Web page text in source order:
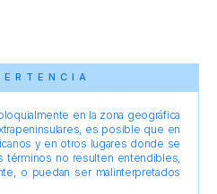
en la zona geográfica
es posible que en
y en otros lugares donde se
términos no resulten entendibles,
o puedan ser malinterpretados